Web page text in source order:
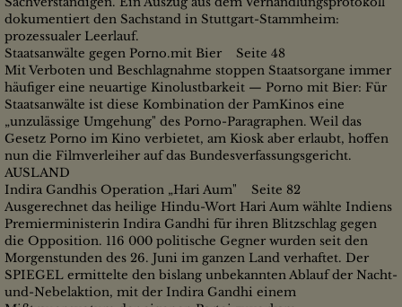
dokumentiert den Sachstand in Stuttgart-Stammheim:
prozessualer Leerlauf.
Staatsanwälte gegen Porno.mit Bier Seite 48
Mit Verboten und Beschlagnahme stoppen Staatsorgane immer
häufiger eine neuartige Kinolustbarkeit — Porno mit Bier: Für
Staatsanwälte ist diese Kombination der PamKinos eine
„unzulässige Umgehung" des Porno-Paragraphen. Weil das
Gesetz Porno im Kino verbietet, am Kiosk aber erlaubt, hoffen
nun die Filmverleiher auf das Bundesverfassungsgericht.
AUSLAND
Indira Gandhis Operation „Hari Aum" Seite 82
Ausgerechnet das heilige Hindu-Wort Hari Aum wählte Indiens
Premierministerin Indira Gandhi für ihren Blitzschlag gegen
die Opposition. 116 000 politische Gegner wurden seit den
Morgenstunden des 26. Juni im ganzen Land verhaftet. Der
SPIEGEL ermittelte den bislang unbekannten Ablauf der Nacht-
und-Nebelaktion, mit der Indira Gandhi einem